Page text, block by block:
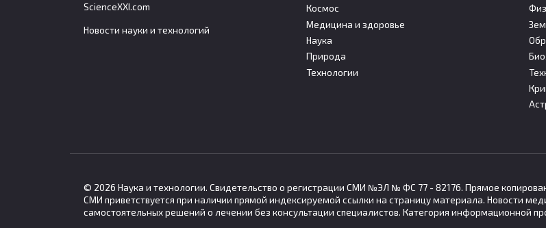
Эксперт объяснил, сколько
Тайские власти объяснили,
зачем сократили срок
безвизового пребывания
С 1 августа
изменятся
С 1 августа
ScienceXXI.com
Новости науки и технологий
Космос
Медицина и здоровье
Наука
Природа
Технологии
© 2026 Наука и технологии. Свидетельство о регистрации СМИ №ЭЛ № ФС 77 - 82176. Прямое
СМИ приветствуется при наличии прямой индексируемой ссылки на страницу материала. Новости
самостоятельных решений о лечении без консультации специалистов. Категория информационной